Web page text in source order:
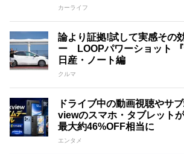
カーライフ
論より証拠!試して実感その
ー LOOPパワーショット 『
日産・ノート編
クルマ
ドライブ中の動画視聴やサ
viewのスマホ・タブレット
最大約46%OFF相当に
エンタメ